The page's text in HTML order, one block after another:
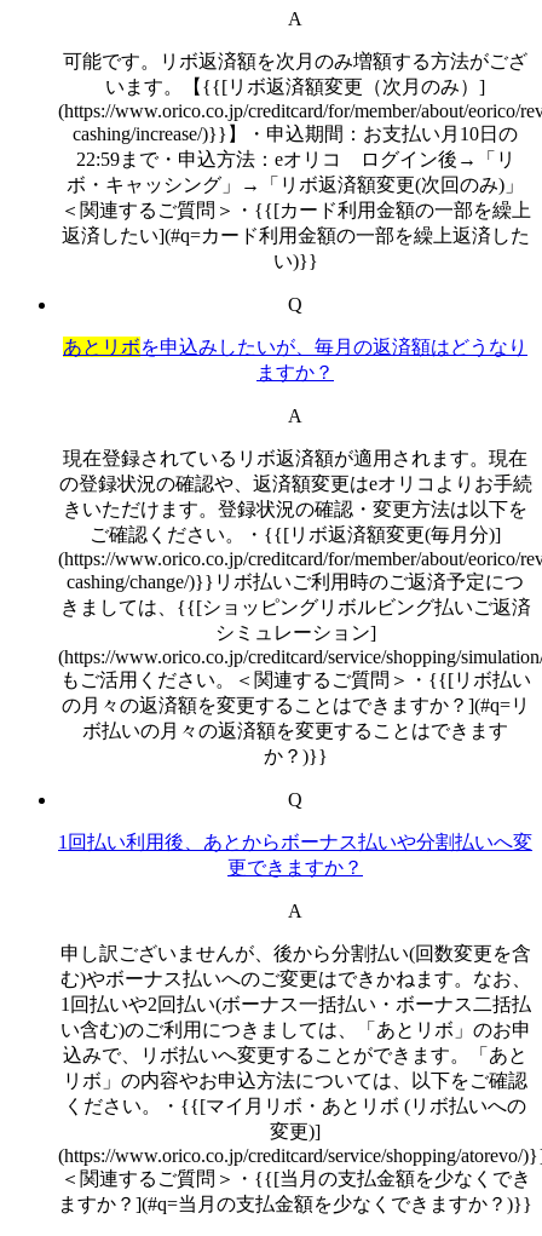
A
可能です。リボ返済額を次月のみ増額する方法がござ
います。【{{[リボ返済額変更（次月のみ）]
(https://www.orico.co.jp/creditcard/for/member/about/eorico/
cashing/increase/)}}】・申込期間：お支払い月10日の
22:59まで・申込方法：eオリコ ログイン後→「リ
ボ・キャッシング」→「リボ返済額変更(次回のみ)」
＜関連するご質問＞・{{[カード利用金額の一部を繰上
返済したい](#q=カード利用金額の一部を繰上返済した
い)}}
Q
あとリボを申込みしたいが、毎月の返済額はどうなり
ますか？
A
現在登録されているリボ返済額が適用されます。現在
の登録状況の確認や、返済額変更はeオリコよりお手続
きいただけます。登録状況の確認・変更方法は以下を
ご確認ください。・{{[リボ返済額変更(毎月分)]
(https://www.orico.co.jp/creditcard/for/member/about/eorico/
cashing/change/)}}リボ払いご利用時のご返済予定につ
きましては、{{[ショッピングリボルビング払いご返済
シミュレーション]
(https://www.orico.co.jp/creditcard/service/shopping/
もご活用ください。＜関連するご質問＞・{{[リボ払い
の月々の返済額を変更することはできますか？](#q=リ
ボ払いの月々の返済額を変更することはできます
か？)}}
Q
1回払い利用後、あとからボーナス払いや分割払いへ変
更できますか？
A
申し訳ございませんが、後から分割払い(回数変更を含
む)やボーナス払いへのご変更はできかねます。なお、
1回払いや2回払い(ボーナス一括払い・ボーナス二括払
い含む)のご利用につきましては、「あとリボ」のお申
込みで、リボ払いへ変更することができます。「あと
リボ」の内容やお申込方法については、以下をご確認
ください。・{{[マイ月リボ・あとリボ (リボ払いへの
変更)]
(https://www.orico.co.jp/creditcard/service/shopping/atorevo/
＜関連するご質問＞・{{[当月の支払金額を少なくでき
ますか？](#q=当月の支払金額を少なくできますか？)}}